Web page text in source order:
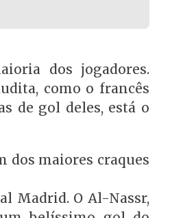
dos jogadores.
como o francês
de gol deles, está o
dos maiores craques
Madrid. O Al-Nassr,